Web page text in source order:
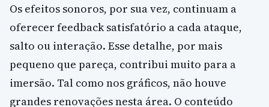
Os efeitos sonoros, por sua vez, continuam a
oferecer feedback satisfatório a cada ataque,
salto ou interação. Esse detalhe, por mais
pequeno que pareça, contribui muito para a
imersão. Tal como nos gráficos, não houve
grandes renovações nesta área. O conteúdo